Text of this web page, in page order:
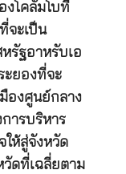
งโคลัมโบที่
จะเป็น
รัฐอาหรับเอ
ะยองที่จะ
องศูนย์กลาง
ารบริหาร
ให้สู่จังหวัด
ดที่เฉลี่ยตาม